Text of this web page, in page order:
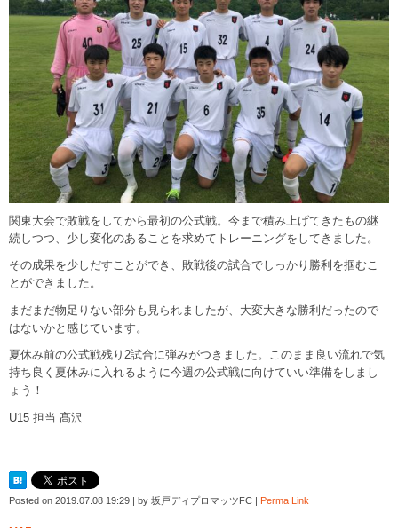
関東大会で敗戦をしてから最初の公式戦。今まで積み上げてきたもの継
続しつつ、少し変化のあることを求めてトレーニングをしてきました。
その成果を少しだすことができ、敗戦後の試合でしっかり勝利を掴むこ
とができました。
まだまだ物足りない部分も見られましたが、大変大きな勝利だったので
はないかと感じています。
夏休み前の公式戦残り2試合に弾みがつきました。このまま良い流れで気
持ち良く夏休みに入れるように今週の公式戦に向けていい準備をしまし
ょう！
U15 担当 髙沢
Posted on 2019.07.08 19:29 | by 坂戸ディプロマッツFC | Perma Link